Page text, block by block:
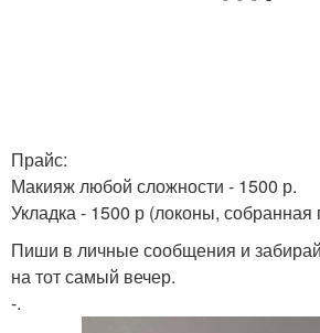
Прайс:
Макияж любой сложности - 1500 р.
Укладка - 1500 р (локоны, собранная
Пиши в личные сообщения и
на тот самый вечер.
-.